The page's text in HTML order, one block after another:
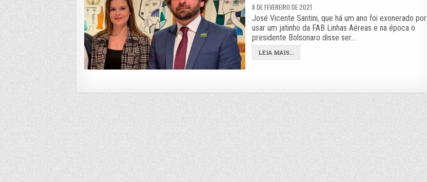
8 DE FEVEREIRO DE 2021
José Vicente Santini, que há um ano foi exonerado por
usar um jatinho da FAB Linhas Aéreas e na época o
presidente Bolsonaro disse ser…
LEIA MAIS...